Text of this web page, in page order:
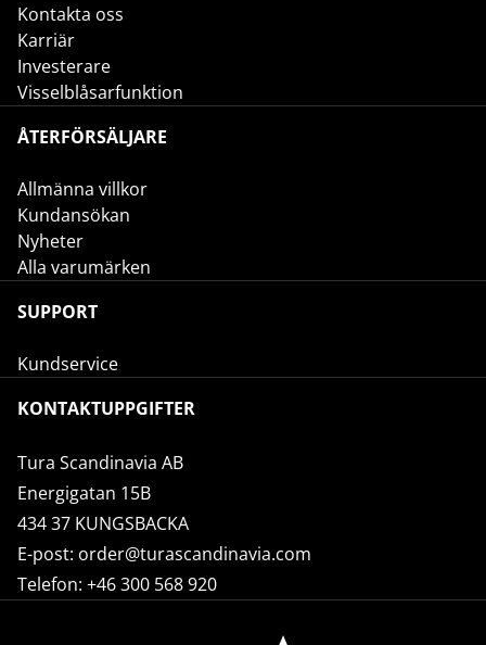
Kontakta oss
Karriär
Investerare
Visselblåsarfunktion
ÅTERFÖRSÄLJARE
Allmänna villkor
Kundansökan
Nyheter
Alla varumärken
SUPPORT
Kundservice
KONTAKTUPPGIFTER
Tura Scandinavia AB
Energigatan 15B
434 37 KUNGSBACKA
E-post: order@turascandinavia.com
Telefon: +46 300 568 920